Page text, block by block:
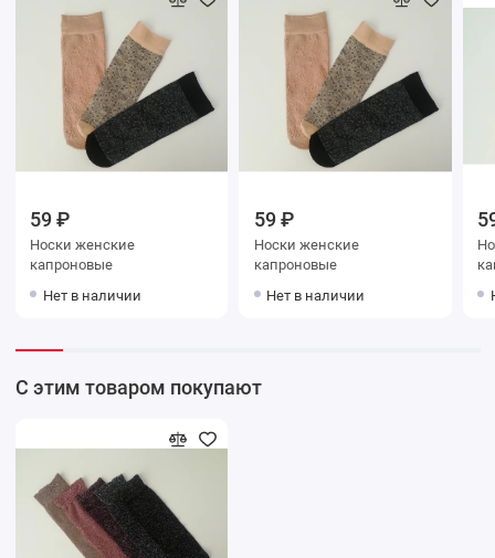
59 ₽
Носки женские
капроновые
Нет в наличии
59 ₽
Носки женские
капроновые
Нет в наличии
С этим товаром покупают